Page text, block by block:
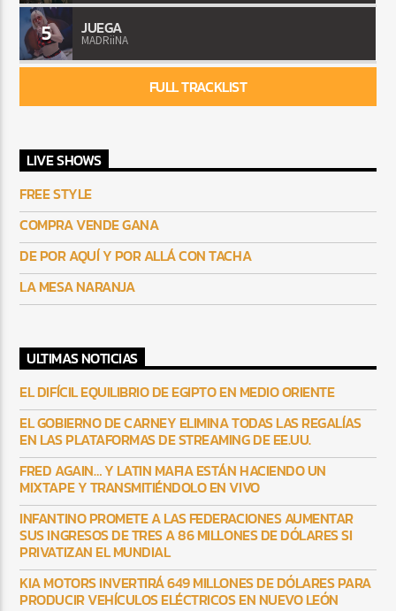
5 JUEGA
MADRiiNA
FULL TRACKLIST
LIVE SHOWS
FREE STYLE
COMPRA VENDE GANA
DE POR AQUÍ Y POR ALLÁ CON TACHA
LA MESA NARANJA
ULTIMAS NOTICIAS
EL DIFÍCIL EQUILIBRIO DE EGIPTO EN MEDIO ORIENTE
EL GOBIERNO DE CARNEY ELIMINA TODAS LAS REGALÍAS
EN LAS PLATAFORMAS DE STREAMING DE EE.UU.
FRED AGAIN… Y LATIN MAFIA ESTÁN HACIENDO UN
MIXTAPE Y TRANSMITIÉNDOLO EN VIVO
INFANTINO PROMETE A LAS FEDERACIONES AUMENTAR
SUS INGRESOS DE TRES A 86 MILLONES DE DÓLARES SI
PRIVATIZAN EL MUNDIAL
KIA MOTORS INVERTIRÁ 649 MILLONES DE DÓLARES PARA
PRODUCIR VEHÍCULOS ELÉCTRICOS EN NUEVO LEÓN